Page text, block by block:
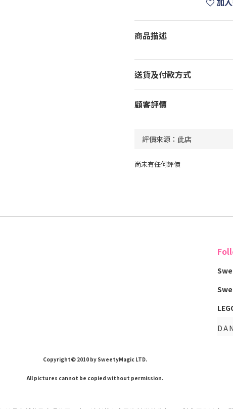
商品描述
送貨及付款方式
顧客評價
尚未有任何評價
Copyright© 2010 by SweetyMagic LTD.
All pictures cannot be copied without permission.